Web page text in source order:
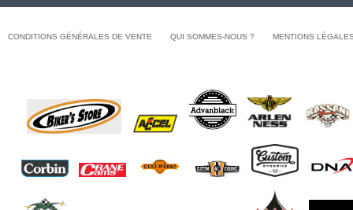
CONDITIONS GÉNÉRALES DE VENTE QUI SOMMES-NOUS ? MENTIONS